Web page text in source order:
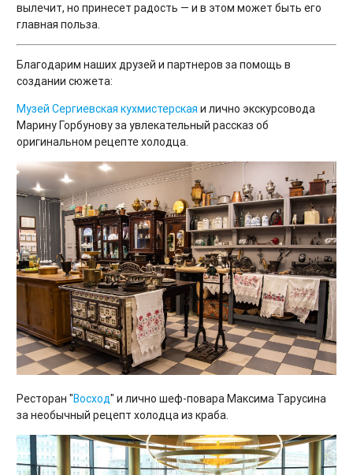
вылечит, но принесет радость — и в этом может быть его
главная польза.
Благодарим наших друзей и партнеров за помощь в
создании сюжета:
Музей Сергиевская кухмистерская и лично экскурсовода
Марину Горбунову за увлекательный рассказ об
оригинальном рецепте холодца.
Ресторан "Восход" и лично шеф-повара Максима Тарусина
за необычный рецепт холодца из краба.